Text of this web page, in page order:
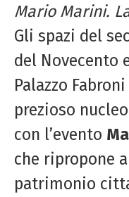
Mario Marini.
Gli spazi del
del Novecento
Palazzo
prezioso
con l’evento
che ripropone
patrimonio